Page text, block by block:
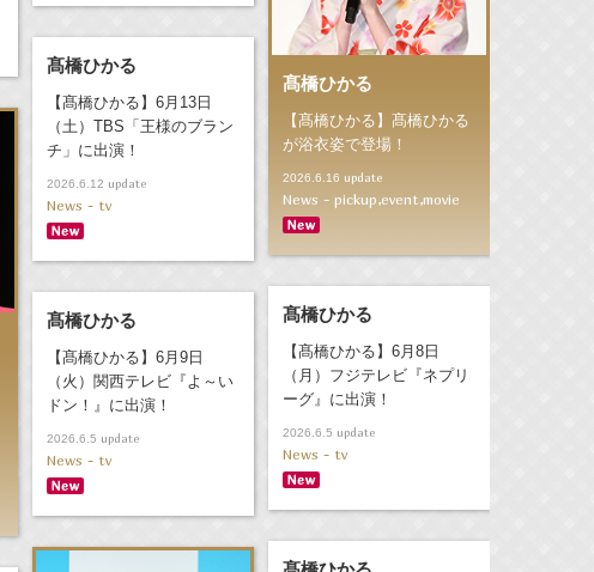
髙橋ひかる
【髙橋ひかる】髙橋ひかる
が浴衣姿で登場！
2026.6.16 update
News - pickup,event,movie
髙橋ひかる
【髙橋ひかる】6月13日
（土）TBS「王様のブラン
チ」に出演！
2026.6.12 update
News - tv
髙橋ひかる
【髙橋ひかる】6月8日
（月）フジテレビ『ネプリ
ーグ』に出演！
2026.6.5 update
News - tv
髙橋ひかる
【髙橋ひかる】6月9日
（火）関西テレビ『よ～い
ドン！』に出演！
2026.6.5 update
News - tv